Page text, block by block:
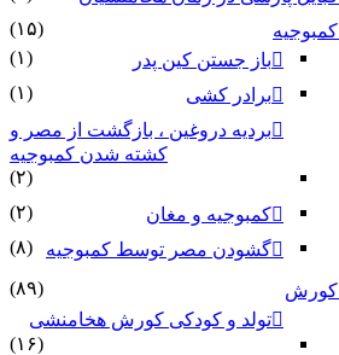
کمبوجیه
(۱۵)
باز جستن کین پدر
(۱)
برادر کشی
(۱)
بردیه دروغین ، بازگشت از مصر و
کشته شدن کمبوجیه
(۲)
کمبوجیه و مغان
(۲)
گشودن مصر توسط کمبوجیه
(۸)
کورش
(۸۹)
تولد و کودکی کورش هخامنشی
(۱۶)